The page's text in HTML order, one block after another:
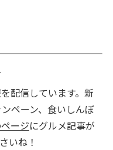
配信しています。新
ペーン、食いしんぼ
ージにグルメ記事が
いね！